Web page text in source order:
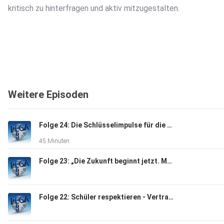
kritisch zu hinterfragen und aktiv mitzugestalten.
Weitere Episoden
Folge 24: Die Schlüsselimpulse für die Bildung im KI-Zeitalter
45 Minuten
Folge 23: „Die Zukunft beginnt jetzt. Mit jedem Schritt gehen wir einen Schritt in die Zukunft.“ – Guido Landreh
Folge 22: Schüler respektieren - Vertrauen aufbauen